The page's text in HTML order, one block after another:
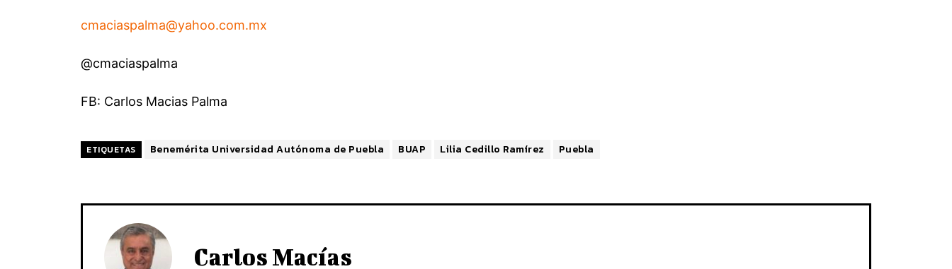
cmaciaspalma@yahoo.com.mx
@cmaciaspalma
FB: Carlos Macias Palma
ETIQUETAS Benemérita Universidad Autónoma de Puebla BUAP Lilia Cedillo Ramírez Puebla
Carlos Macías